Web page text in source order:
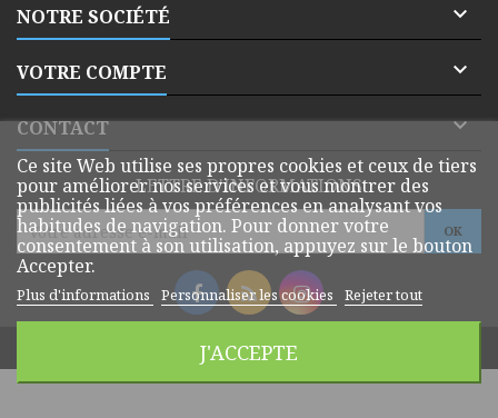
NOTRE SOCIÉTÉ 
VOTRE COMPTE 
CONTACT 
Ce site Web utilise ses propres cookies et ceux de tiers
pour améliorer nos services et vous montrer des
publicités liées à vos préférences en analysant vos
habitudes de navigation. Pour donner votre
consentement à son utilisation, appuyez sur le bouton
Accepter.
Plus d'informations Personnaliser les cookies Rejeter tout
J'ACCEPTE
LETTRE D'INFORMATIONS
© Copyright 2026 Dmatik Webshop. All Rights Reserved.